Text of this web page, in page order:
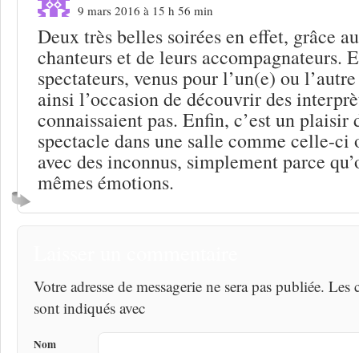
9 mars 2016 à 15 h 56 min
Deux très belles soirées en effet, grâce
chanteurs et de leurs accompagnateurs.
spectateurs, venus pour l’un(e) ou
ainsi l’occasion de découvrir des
connaissaient pas. Enfin, c’est un plaisir
spectacle dans une salle comme celle-ci
avec des inconnus, simplement parce
mêmes émotions.
Votre adresse de messagerie ne sera pas publiée.
sont indiqués avec
Nom